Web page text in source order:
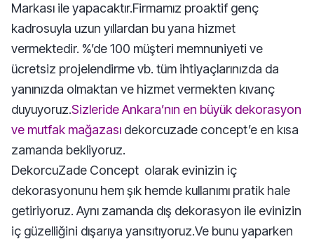
Markası ile yapacaktır.Firmamız proaktif genç
kadrosuyla uzun yıllardan bu yana hizmet
vermektedir. %’de 100 müşteri memnuniyeti ve
ücretsiz projelendirme vb. tüm ihtiyaçlarınızda da
yanınızda olmaktan ve hizmet vermekten kıvanç
duyuyoruz.Sizleride Ankara’nın en büyük dekorasyon
ve mutfak mağazası dekorcuzade concept’e en kısa
zamanda bekliyoruz.
DekorcuZade Concept olarak evinizin iç
dekorasyonunu hem şık hemde kullanımı pratik hale
getiriyoruz. Aynı zamanda dış dekorasyon ile evinizin
iç güzelliğini dışarıya yansıtıyoruz.Ve bunu yaparken